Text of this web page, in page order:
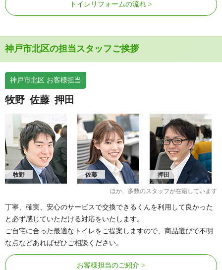
トイレリフォームの流れ
神戸市北区の担当スタッフご挨拶
神戸市北区 お客様担当
牧野 佐藤 押田
牧野 佐藤 押田
ほか、多数のスタッフが在籍しています
丁寧、確実、安心のサービスで交換できるくんを利用して良かった
と必ず感じていただける対応をいたします。
ご自宅に合った最適なトイレをご提案しますので、商品選びで不明
な点などあればぜひご相談ください。
お客様担当のご紹介